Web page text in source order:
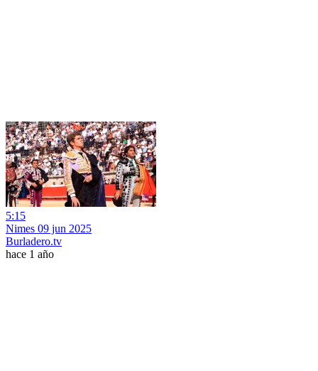
5:15
Nimes 09 jun 2025
Burladero.tv
hace 1 año